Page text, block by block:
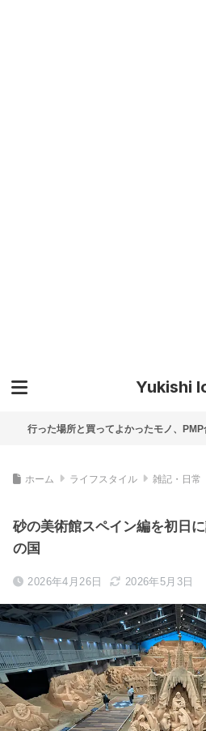
Yukishi
行った場所と買ってよかったモノ、
ホーム ライフスタイル 雑記・日常
砂の美術館スペイン編を初日
の国
2026年4月26日 2026年5月3日